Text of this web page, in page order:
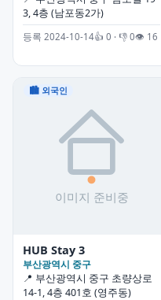
3, 4층 (남포동2가)
등록 2024-10-14👍 0 · 👎 0👁 16
🏙 외국인
HUB Stay 3
부산광역시 중구
📍 부산광역시 중구 초량상로
14-1, 4층 401호 (영주동)